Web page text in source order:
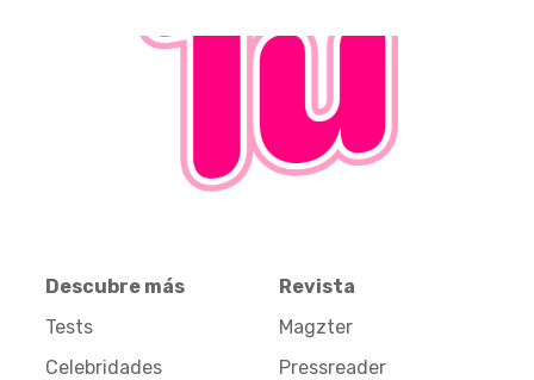
Descubre más
Tests
Celebridades
Revista
Magzter
Pressreader